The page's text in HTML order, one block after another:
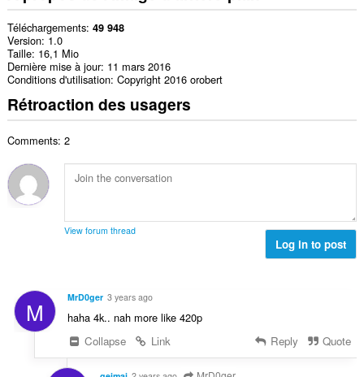
Téléchargements 49 948
Version 1.0
Taille 16,1 Mio
Dernière mise à jour 11 mars 2016
Conditions d'utilisation Copyright 2016 orobert
Rétroaction des usagers
Comments: 2
View forum thread
Log in to post
M MrD0ger 3 years ago
haha 4k.. nah more like 420p
Collapse
Link Reply Quote